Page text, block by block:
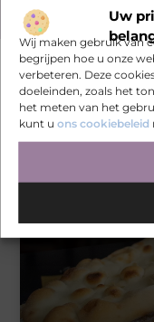
Uw
Wij maken gebruik van
begrijpen hoe u onze
verbeteren. Deze
doeleinden, zoals het
het meten van het
kunt u ons cookiebeleid